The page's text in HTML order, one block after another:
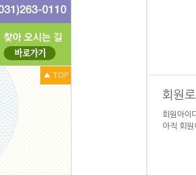
▲ TOP
회원
회원아이
아직 회